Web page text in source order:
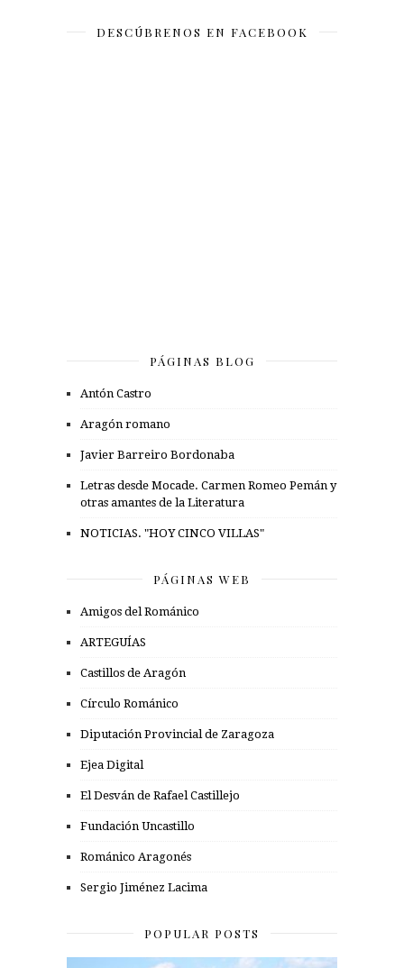
DESCÚBRENOS EN FACEBOOK
PÁGINAS BLOG
Antón Castro
Aragón romano
Javier Barreiro Bordonaba
Letras desde Mocade. Carmen Romeo Pemán y
otras amantes de la Literatura
NOTICIAS. "HOY CINCO VILLAS"
PÁGINAS WEB
Amigos del Románico
ARTEGUÍAS
Castillos de Aragón
Círculo Románico
Diputación Provincial de Zaragoza
Ejea Digital
El Desván de Rafael Castillejo
Fundación Uncastillo
Románico Aragonés
Sergio Jiménez Lacima
POPULAR POSTS